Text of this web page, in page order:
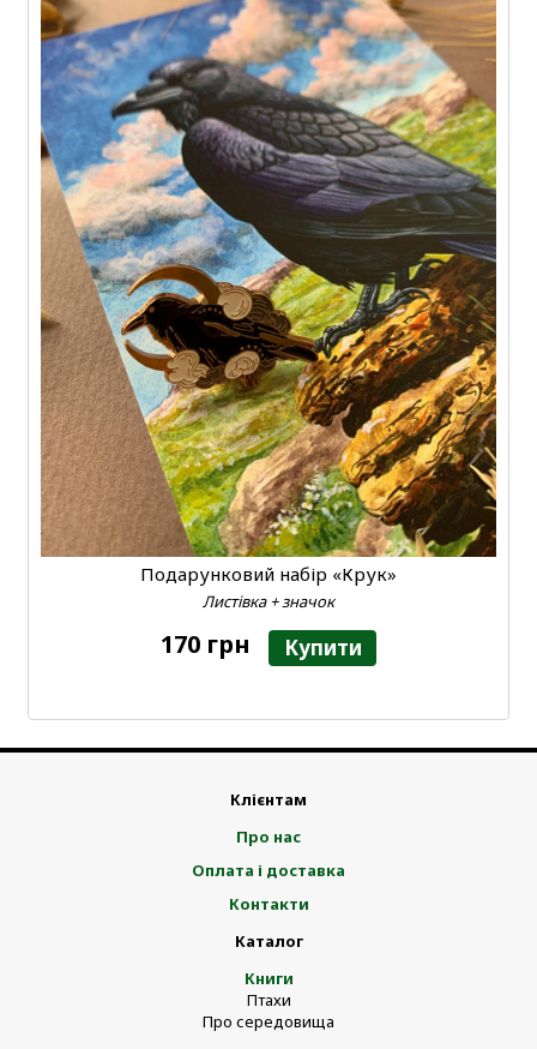
Подарунковий набір «Крук»
Листівка + значок
170 грн Купити
Каталог
Книги
Птахи
Про середовища
Клієнтам
Про нас
Оплата і доставка
Контакти